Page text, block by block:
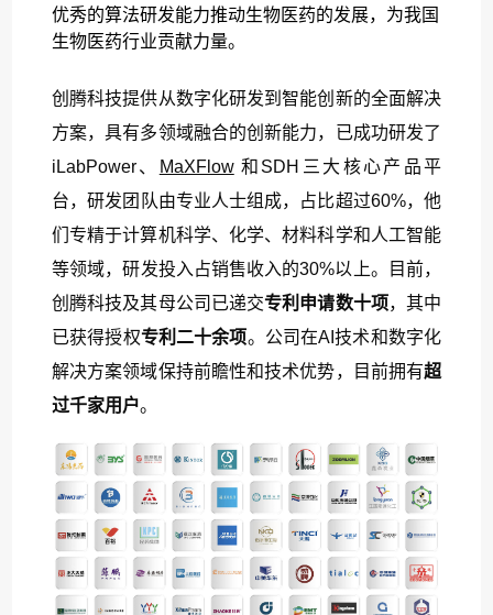
优秀的算法研发能力推动生物医药的发展，为我国
生物医药行业贡献力量。
创腾科技提供从数字化研发到智能创新的全面解决
方案，具有多领域融合的创新能力，已成功研发了
iLabPower、
MaXFlow和SDH三大核心产品平
台，研发团队由专业人士组成，占比超过60%，他
们专精于计算机科学、化学、材料科学和人工智能
等领域，研发投入占销售收入的30%以上。目前，
创腾科技及其母公司已递交专利申请数十项，其中
已获得授权专利二十余项。公司在AI技术和数字化
解决方案领域保持前瞻性和技术优势，目前拥有超
过千家用户。